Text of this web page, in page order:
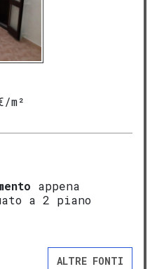
m²
appena
a 2 piano
ALTRE FONTI